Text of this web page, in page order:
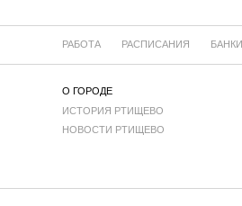
РАБОТА РАСПИСАНИЯ БАНКИ
О ГОРОДЕ
ИСТОРИЯ РТИЩЕВО
НОВОСТИ РТИЩЕВО